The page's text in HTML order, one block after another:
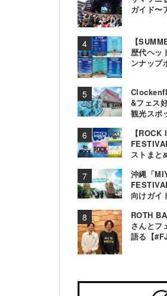
ガイド〜
【
歴代ヘッ
ンナップ
&フェス
観光スポ
【
ストまと
沖縄「
向けガイ
ROTH
さんとフ
語る【